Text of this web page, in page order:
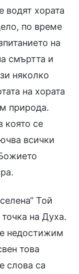
водят хората
по време
на
смъртта и
няколко
на хората
природа.
която се
всички
Той
на Духа.
недостижим
това
слова са